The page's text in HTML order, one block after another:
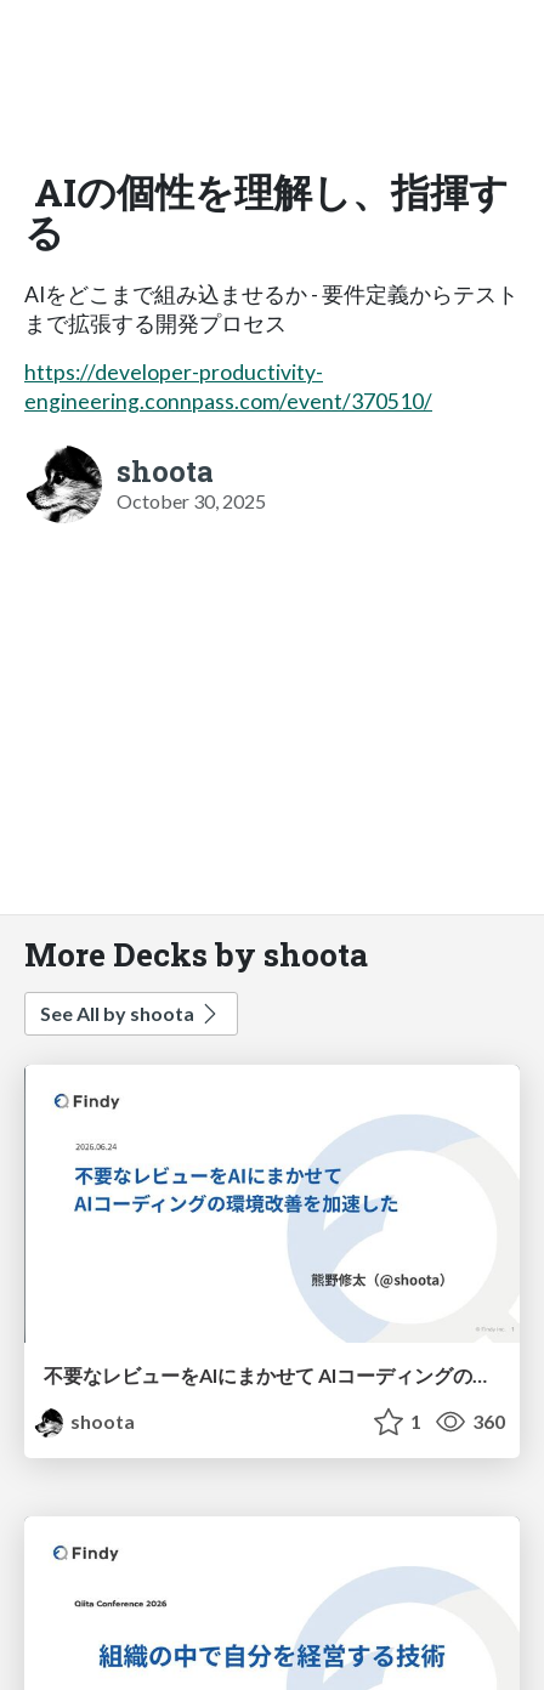
AIの個性を理解し、指揮す
る
AIをどこまで組み込ませるか - 要件定義からテスト
まで拡張する開発プロセス
https://developer-productivity-
engineering.connpass.com/event/370510/
shoota
October 30, 2025
More Decks by shoota
See All by shoota
不要なレビューをAIにまかせて AIコーディングの環境改善を加速した
shoota
1 360